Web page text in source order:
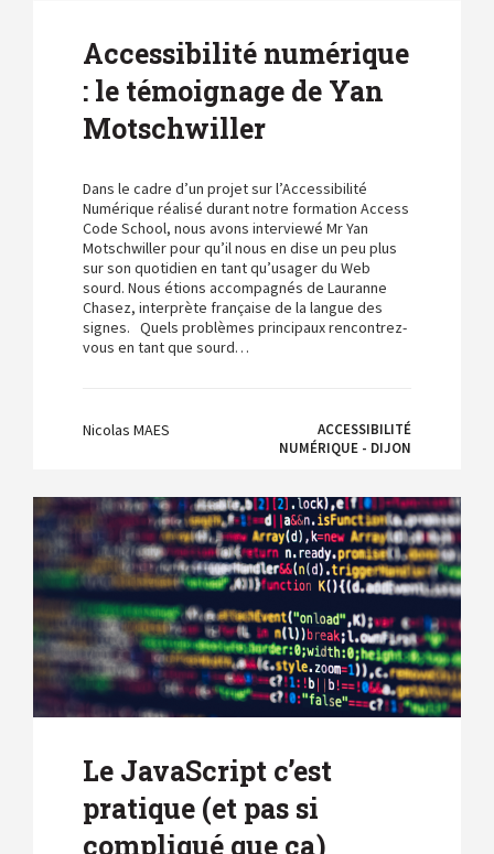
Accessibilité numérique
: le témoignage de Yan
Motschwiller
Dans le cadre d’un projet sur l’Accessibilité
Numérique réalisé durant notre formation Access
Code School, nous avons interviewé Mr Yan
Motschwiller pour qu’il nous en dise un peu plus
sur son quotidien en tant qu’usager du Web
sourd. Nous étions accompagnés de Lauranne
Chasez, interprète française de la langue des
signes. Quels problèmes principaux rencontrez-
vous en tant que sourd…
Nicolas MAES
ACCESSIBILITÉ
NUMÉRIQUE - DIJON
Le JavaScript c’est
pratique (et pas si
compliqué que ça)